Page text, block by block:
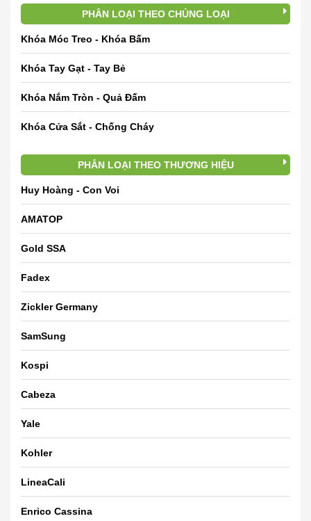
PHÂN LOẠI THEO CHỦNG LOẠI
Khóa Móc Treo - Khóa Bấm
Khóa Tay Gạt - Tay Bẻ
Khóa Nắm Tròn - Quả Đấm
Khóa Cửa Sắt - Chống Cháy
PHÂN LOẠI THEO THƯƠNG HIỆU
Huy Hoàng - Con Voi
AMATOP
Gold SSA
Fadex
Zickler Germany
SamSung
Kospi
Cabeza
Yale
Kohler
LineaCali
Enrico Cassina